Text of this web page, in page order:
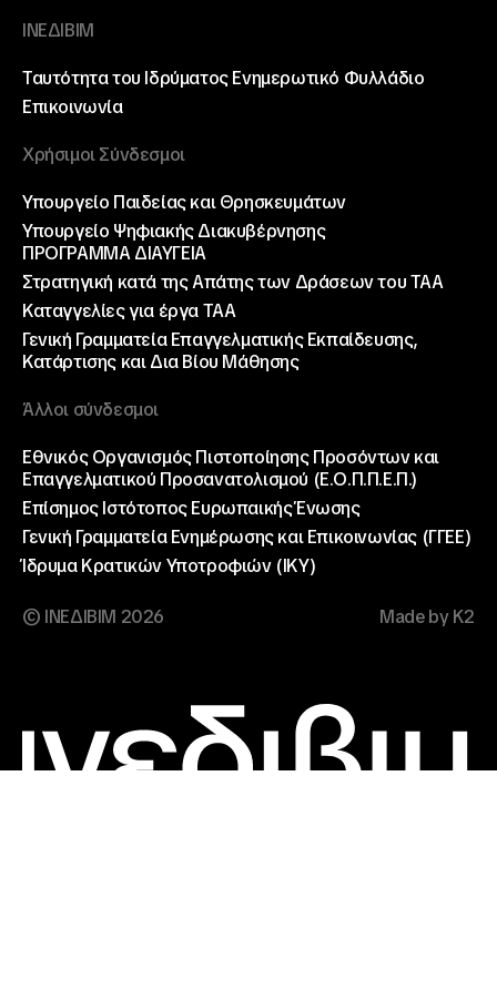
ΙΝΕΔΙΒΙΜ
Ταυτότητα του ΙδρύματοςΕνημερωτικό Φυλλάδιο
Επικοινωνία
Χρήσιμοι Σύνδεσμοι
Υπουργείο Παιδείας και Θρησκευμάτων
Υπουργείο Ψηφιακής Διακυβέρνησης
ΠΡΟΓΡΑΜΜΑ ΔΙΑΥΓΕΙΑ
Στρατηγική κατά της Απάτης των Δράσεων του ΤΑΑ
Καταγγελίες για έργα ΤΑΑ
Γενική Γραμματεία Επαγγελματικής Εκπαίδευσης,
Κατάρτισης και Δια Βίου Μάθησης
Άλλοι σύνδεσμοι
Εθνικός Οργανισμός Πιστοποίησης Προσόντων και
Επαγγελματικού Προσανατολισμού (Ε.Ο.Π.Π.Ε.Π.)
Επίσημος Ιστότοπος Ευρωπαικής Ένωσης
Γενική Γραμματεία Ενημέρωσης και Επικοινωνίας (ΓΓΕΕ)
Ίδρυμα Κρατικών Υποτροφιών (ΙΚΥ)
© ΙΝΕΔΙΒΙΜ 2026 Made by K2